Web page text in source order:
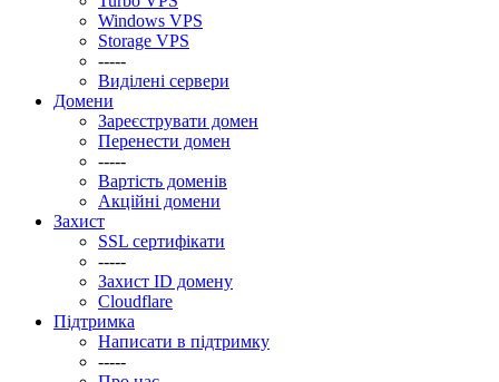
Windows VPS
Stоrage VPS
-----
Виділені сервери
Домени
Зареєструвати домен
Перенести домен
-----
Вартість доменів
Акційні домени
Захист
SSL сертифікати
-----
Захист ID домену
Clоudflare
Підтримка
Написати в підтримку
-----